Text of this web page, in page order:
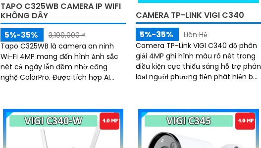
TAPO C325WB CAMERA IP WIFI
KHÔNG DÂY
5%-35%
3,190,000 ₫
Tapo C325WB là camera an ninh
Wi-Fi 4MP mang đến hình ảnh sắc
nét cả ngày lẫn đêm nhờ công
nghệ ColorPro. Được tích hợp AI
khả năng chống nước IP66, camera
sẵn sàng bảo vệ ngôi nhà bạn trong
mọi điều kiện thời tiết
CAMERA TP-LINK VIGI C340
5%-35%
Liên Hệ
Camera TP-Link VIGI C340 độ phân
giải 4MP ghi hình màu rõ nét trong
điều kiện cực thiếu sáng hỗ trợ phân
loại người phương tiện phát hiện bất
chuẩn chống nước IP67 lưu trữ thẻ
nhớ lên đến 256GB quản lý qua ứng
dụng hoặc giao diện web NVR